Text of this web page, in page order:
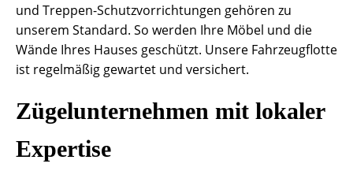
und Treppen-Schutzvorrichtungen gehören zu
unserem Standard. So werden Ihre Möbel und die
Wände Ihres Hauses geschützt. Unsere Fahrzeugflotte
ist regelmäßig gewartet und versichert.
Zügelunternehmen mit lokaler
Expertise